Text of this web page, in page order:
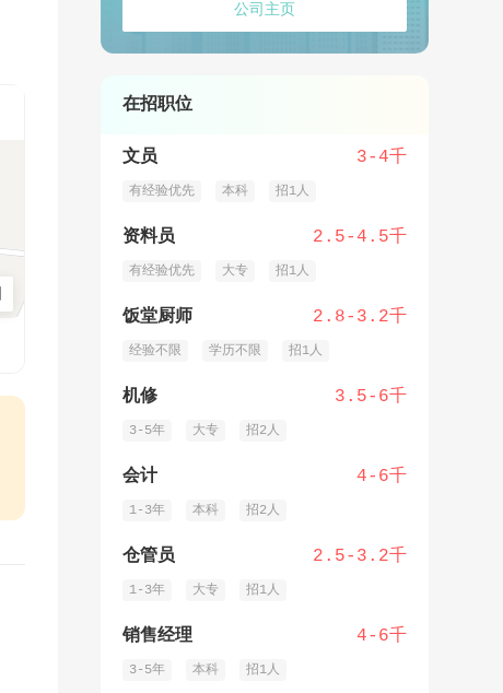
公司主页
在招职位
文员 3-4千
有经验优先 本科 招1人
资料员 2.5-4.5千
有经验优先 大专 招1人
饭堂厨师 2.8-3.2千
经验不限 学历不限 招1人
机修 3.5-6千
3-5年 大专 招2人
会计 4-6千
1-3年 本科 招2人
仓管员 2.5-3.2千
1-3年 大专 招1人
销售经理 4-6千
3-5年 本科 招1人